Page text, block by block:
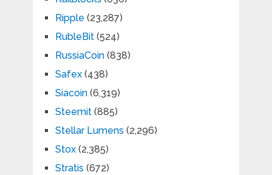
Ripple (23,287)
RubleBit(524)
RussiaCoin(838)
Safex(438)
Siacoin(6,319)
Steemit(885)
Stellar Lumens (2,296)
Stox(2,385)
Stratis (672)